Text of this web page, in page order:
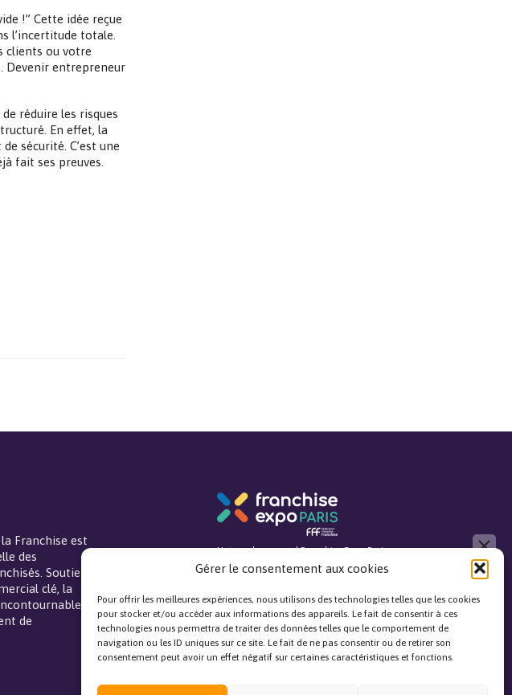
Gérer le consentement aux cookies
Pour offrir les meilleures expériences, nous utilisons des technologies telles que les cookies
pour stocker et/ou accéder aux informations des appareils. Le fait de consentir à ces
technologies nous permettra de traiter des données telles que le comportement de
navigation ou les ID uniques sur ce site. Le fait de ne pas consentir ou de retirer son
consentement peut avoir un effet négatif sur certaines caractéristiques et fonctions.
!” Cette idée reçue
l’incertitude totale.
clients ou votre
Devenir entrepreneur
réduire les risques
En effet, la
sécurité. C’est une
fait ses preuves.
Franchise est
des
Soutien
clé, la
de
Notre salon annuel Franchise Expo Paris
Notre média pour tout savoir avant de se lancer
dans l’entrepreneuriat
close
Bonjour, je réponds à toutes vos
questions !
J'ai une question